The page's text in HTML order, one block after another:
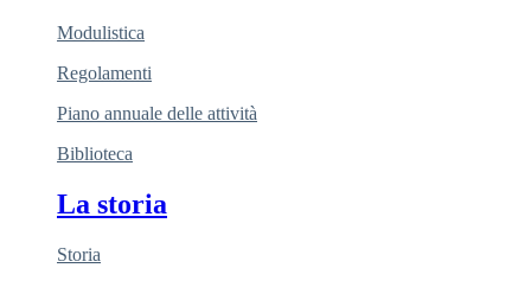
Modulistica
Regolamenti
Piano annuale delle attività
Biblioteca
La storia
Storia